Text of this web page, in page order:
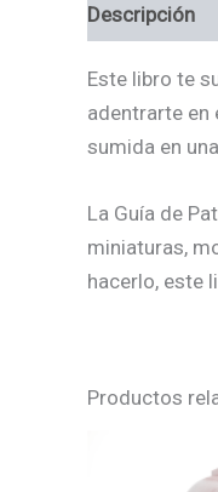
Descripción
Este libro te
adentrarte en
sumida en
La Guía de
miniaturas,
hacerlo, este
Productos